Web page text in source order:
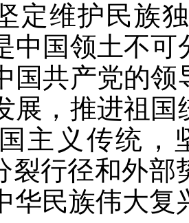
定维护民族
中国领土不
国共产党的
展，推进祖
主义传统，
裂行径和外
华民族伟大复